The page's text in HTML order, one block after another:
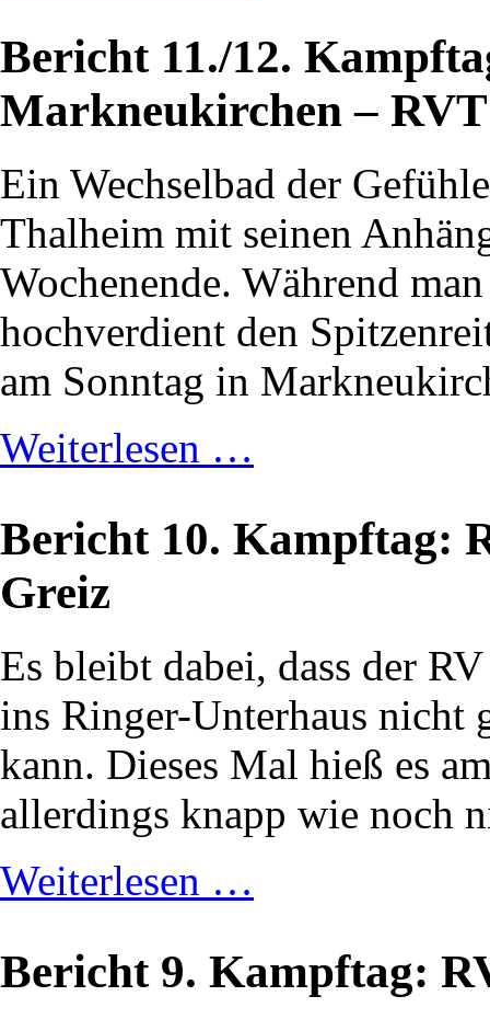
Bericht 11./12.
Markneukirchen – RVT
Ein Wechselbad der
Thalheim mit seinen
Wochenende. Während
hochverdient den
am Sonntag in
Weiterlesen …
Bericht 10. Kampftag:
Greiz
Es bleibt dabei, dass der
ins Ringer-Unterhaus nicht
kann. Dieses Mal hieß es
allerdings knapp wie noch
Weiterlesen …
Bericht 9. Kampftag: